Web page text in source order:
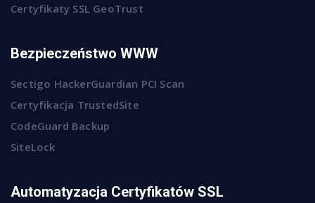
Certyfikaty SSL GeoTrust
Bezpieczeństwo WWW
Sectigo HackerGuardian PCI Scan
Certyfikacja TrustedSite
CodeGuard Backup
SiteLock
Automatyzacja Certyfikatów SSL